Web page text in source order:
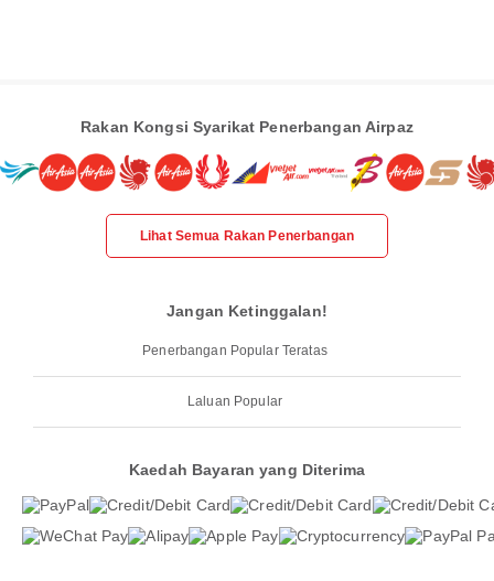
Rakan Kongsi Syarikat Penerbangan Airpaz
Lihat Semua Rakan Penerbangan
Jangan Ketinggalan!
Penerbangan Popular Teratas
Laluan Popular
Kaedah Bayaran yang Diterima